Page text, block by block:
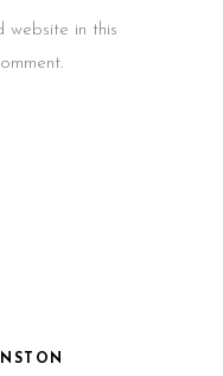
website in this